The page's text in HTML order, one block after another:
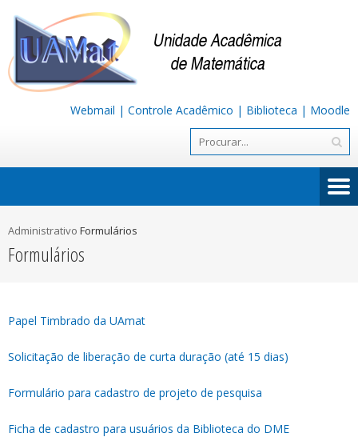
Webmail | Controle Acadêmico | Biblioteca | Moodle
Administrativo Formulários
Formulários
Papel Timbrado da UAmat
Solicitação de liberação de curta duração (até 15 dias)
Formulário para cadastro de projeto de pesquisa
Ficha de cadastro para usuários da Biblioteca do DME